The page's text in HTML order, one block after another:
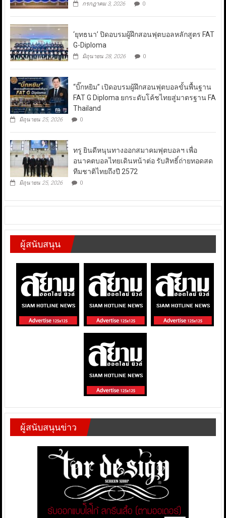
กรกฎาคม 3, 2026 0
‘ยุทธนา’ ปิดอบรมผู้ฝึกสอนฟุตบอลหลักสูตร FAT
G-Diploma
มิถุนายน 28, 2026 0
“บิ๊กหยิม” เปิดอบรมผู้ฝึกสอนฟุตบอลขั้นพื้นฐาน
FAT G Diploma ยกระดับโค้ชไทยสู่มาตรฐาน FA
Thailand
มิถุนายน 25, 2026 0
ทรู ยินดีหนุนทางออกสมาคมฟุตบอลฯ เพื่อ
อนาคตบอลไทยเดินหน้าต่อ รับสิทธิ์ถ่ายทอดสด
ทีมชาติไทยถึงปี 2572
มิถุนายน 25, 2026 0
ผู้สนับสนุน
ผู้สนับสนุนข่าว